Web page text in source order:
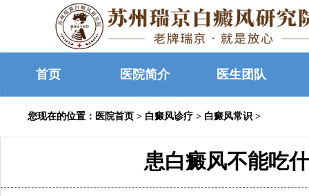
首页 医院简介 医生团队
您现在的位置： 医院首页 > 白癜风诊疗 > 白癜风常识 >
患白癜风不能吃